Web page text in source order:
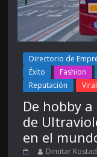
Directorio de
Éxito
Fashion
Reputación
Viral
De hobby
de
en el
Dimitar